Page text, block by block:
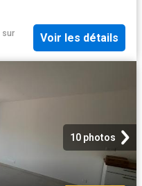
sur
Voir les détails
10 photos